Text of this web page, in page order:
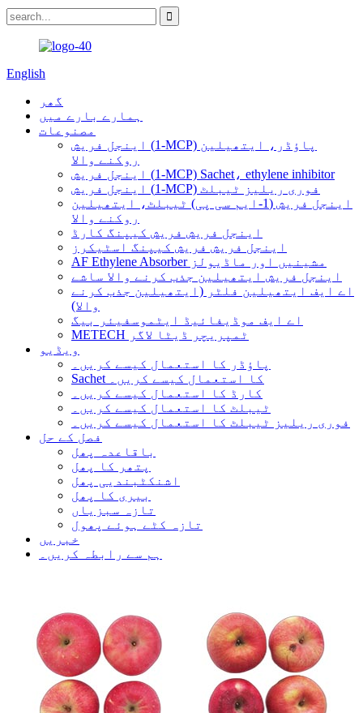
English
گھر
ہمارے بارے میں
مصنوعات
اینجل فریش (1-MCP) پاؤڈر، ایتھیلین
روکنے والا
اینجل فریش (1-MCP) Sachet، ethylene inhibitor
اینجل فریش (1-MCP) فوری ریلیز ٹیبلٹ
اینجل فریش (1-ایم سی پی) ٹیبلٹ، ایتھیلین
روکنے والا
اینجل فریش فریش کیپنگ کارڈ
اینجل فریش فریش کیپنگ اسٹیکرز
AF Ethylene Absorber مشینیں اور ماڈیولز
اینجل فریش ایتھیلین جذب کرنے والا ساشے
اے ایف ایتھیلین فلٹر (ایتھیلین جذب کرنے
والا)
اے ایف موڈیفائیڈ ایٹموسفیئر بیگ
METECH ٹمپریچر ڈیٹا لاگر
ویڈیو
پاؤڈر کا استعمال کیسے کریں۔
Sachet کا استعمال کیسے کریں۔
کارڈ کا استعمال کیسے کریں۔
ٹیبلٹ کا استعمال کیسے کریں۔
فوری ریلیز ٹیبلٹ کا استعمال کیسے کریں۔
فصل کے حل
باقاعدہ پھل
پتھر کا پھل
اشنکٹبندیی پھل
بیری کا پھل
تازہ سبزیاں
تازہ کٹے ہوئے پھول
خبریں
ہم سے رابطہ کریں۔